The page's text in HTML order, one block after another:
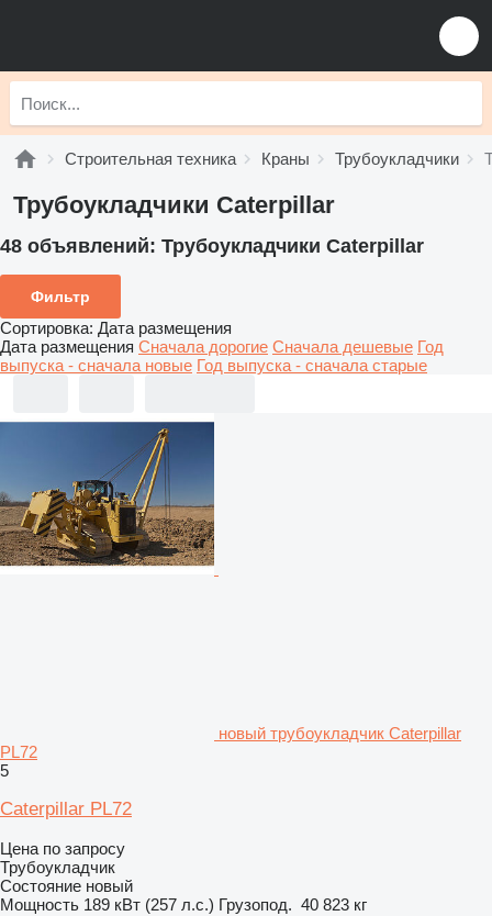
Строительная техника Краны Трубоукладчики
Трубоукладчики Caterpillar
48 объявлений: Трубоукладчики Caterpillar
Фильтр
Сортировка: Дата размещения
Дата размещения Сначала дорогие Сначала дешевые Год
выпуска - сначала новые Год выпуска - сначала старые
новый трубоукладчик Caterpillar
PL72
5
Caterpillar PL72
Цена по запросу
Трубоукладчик
Состояние новый
Мощность 189 кВт (257 л.с.) Грузопод. 40 823 кг